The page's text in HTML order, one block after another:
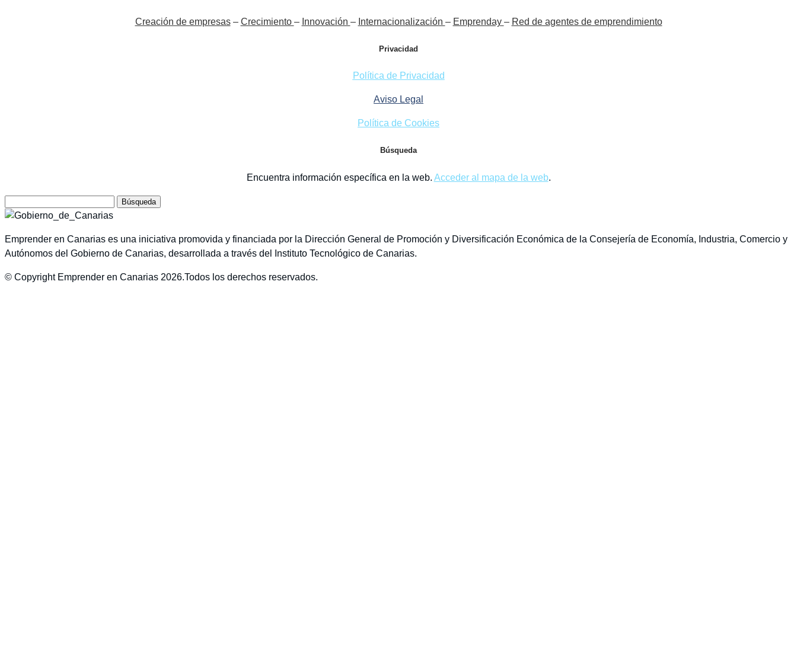
Creación de empresas– Crecimiento – Innovación – Internacionalización – Emprenday – Red de agentes de emprendimiento
Privacidad
Política de Privacidad
Aviso Legal
Política de Cookies
Búsqueda
Encuentra información específica en la web. Acceder al mapa de la web.
Emprender en Canarias es una iniciativa promovida y financiada por la Dirección General de Promoción y Diversificación Económica de la Consejería de Economía, Industria, Comercio y
Autónomos del Gobierno de Canarias, desarrollada a través del Instituto Tecnológico de Canarias.
© Copyright Emprender en Canarias 2026.Todos los derechos reservados.